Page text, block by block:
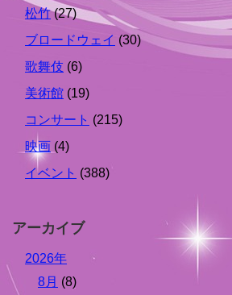
松竹(27)
ブロードウェイ (30)
歌舞伎 (6)
美術館 (19)
コンサート (215)
映画 (4)
イベント (388)
アーカイブ
2026年
8月 (8)